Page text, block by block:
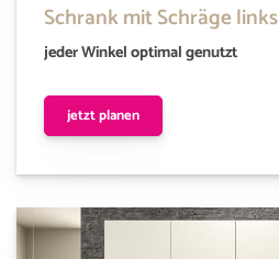
Schrank mit Schräge links
jeder Winkel optimal genutzt
jetzt planen